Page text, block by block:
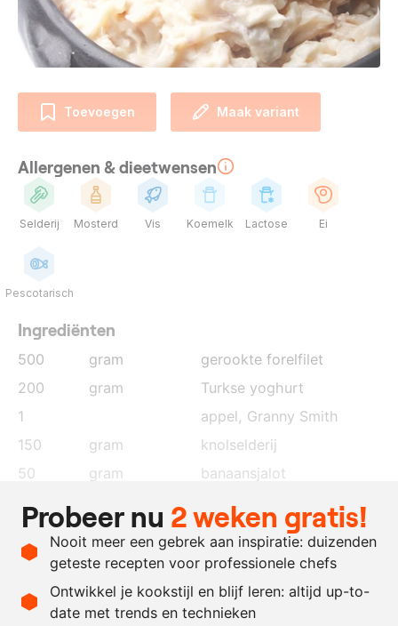
Toevoegen Maak variant
Allergenen & dieetwensen
Selderij Mosterd Vis Koemelk Lactose Ei
Pescotarisch
Ingrediënten
500 gram
gerookte forelfilet
200
gram
Turkse yoghurt
1
appel, Granny Smith
150
gram
knolselderij
50
gram
banaansjalot
naar
behoefte
tabasco
Recept omrekenen
Probeer nu 2 weken gratis!
Nooit meer een gebrek aan inspiratie: duizenden
geteste recepten voor professionele chefs
Ontwikkel je kookstijl en blijf leren: altijd up-to-
date met trends en technieken